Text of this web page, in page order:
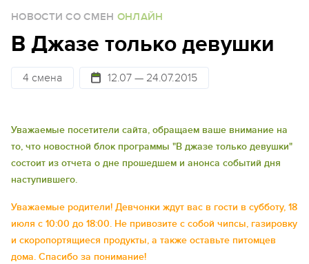
ОПЛАТА ТУРА ЧАСТЯМИ
НОВОСТИ СО СМЕН ОНЛАЙН
В Джазе только девушки
4 смена 12.07 — 24.07.2015
Уважаемые посетители сайта, обращаем ваше внимание на
то, что новостной блок программы "В джазе только девушки"
состоит из отчета о дне прошедшем и анонса событий дня
наступившего.
Уважаемые родители! Девчонки ждут вас в гости в субботу, 18
июля с 10:00 до 18:00. Не привозите с собой чипсы, газировку
и скоропортящиеся продукты, а также оставьте питомцев
дома. Спасибо за понимание!